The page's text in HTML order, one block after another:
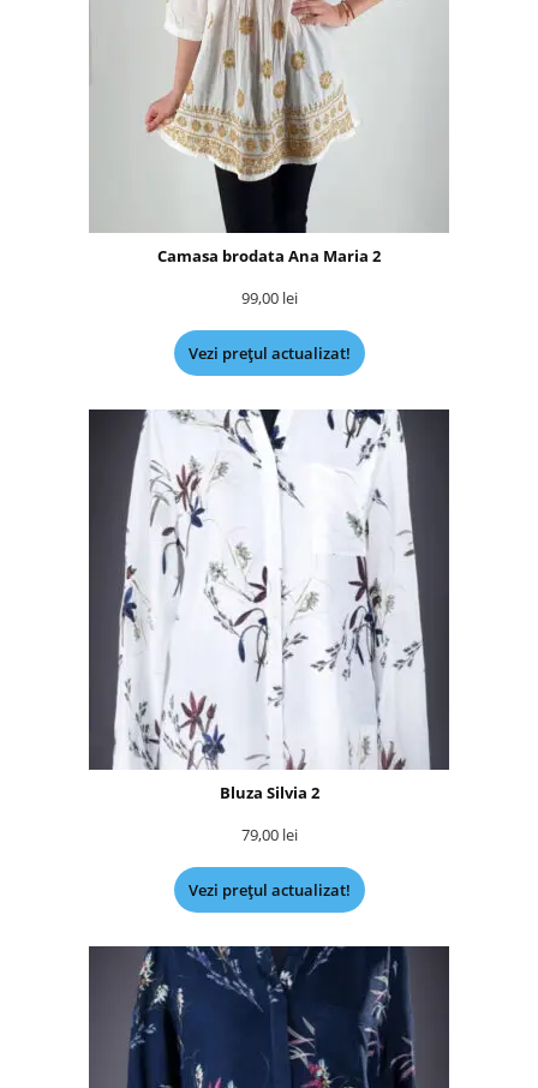
Camasa brodata Ana Maria 2
99,00 lei
Vezi prețul actualizat!
Bluza Silvia 2
79,00 lei
Vezi prețul actualizat!